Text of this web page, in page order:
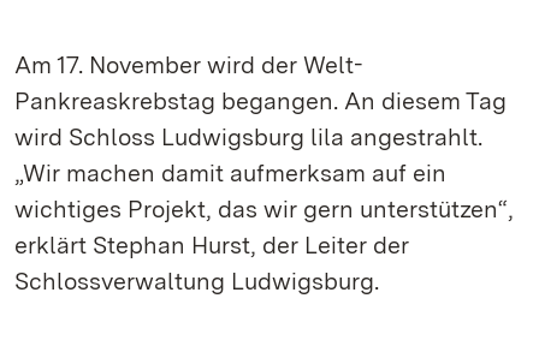
Am 17. November wird der Welt-
Pankreaskrebstag begangen. An diesem Tag
wird Schloss Ludwigsburg lila angestrahlt.
„Wir machen damit aufmerksam auf ein
wichtiges Projekt, das wir gern unterstützen“,
erklärt Stephan Hurst, der Leiter der
Schlossverwaltung Ludwigsburg.